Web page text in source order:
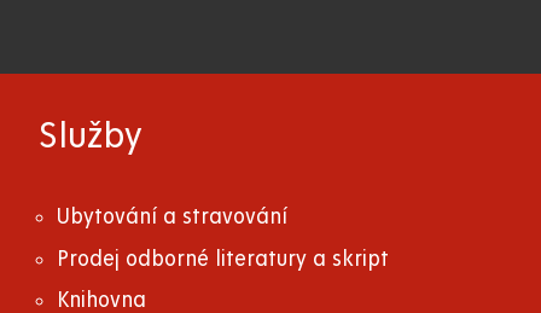
Služby
Ubytování a stravování
Prodej odborné literatury a skript
Knihovna